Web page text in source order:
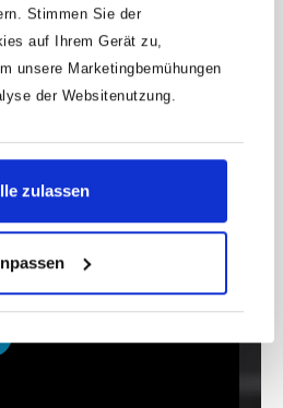
Stimmen Sie der
auf Ihrem Gerät zu,
unsere Marketingbemühungen
der Websitenutzung.
zulassen
Angebote
sichern!
erhalte Informationen zu
15€ Gutschein* für deinen